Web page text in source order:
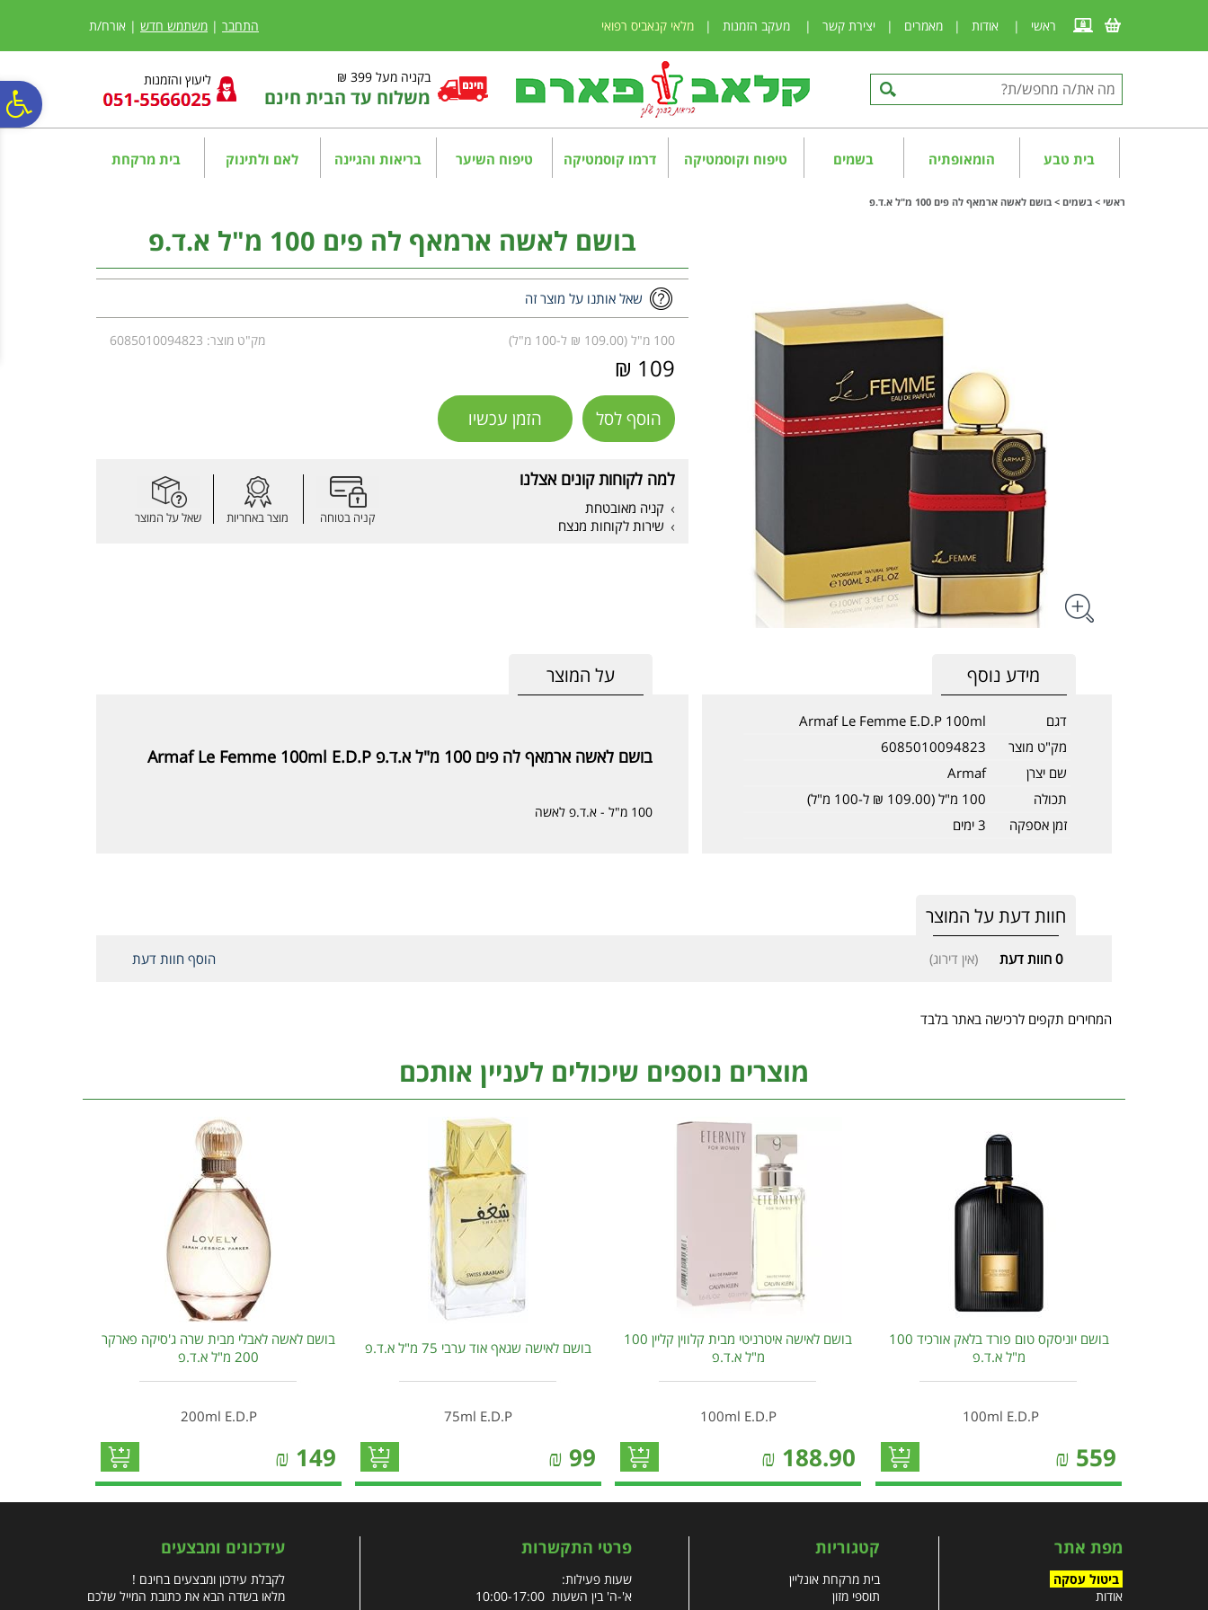
נגישות
אתר
המרכזי
ראשי | אודות | מאמרים | יצירת קשר | מעקב הזמנות | מלאי קנאביס רפואי התחבר | משתמש חדש | אורח/ת
בקניה מעל 399 ₪
משלוח עד הבית חינם
ליעוץ והזמנות
בית טבע הומאופתיה בשמים טיפוח וקוסמטיקה דרמו קוסמטיקה טיפוח השיער בריאות והגיינה לאם ולתינוק בית מרקחת
ראשי > בשמים > בושם לאשה ארמאף לה פים 100 מ"ל א.ד.פ
בושם לאשה ארמאף לה פים 100 מ"ל א.ד.פ
שאל אותנו על מוצר זה
100 מ"ל (109.00 ₪ ל-100 מ"ל) מק"ט מוצר: 6085010094823
109 ₪
הוסף לסל הזמן עכשיו
למה לקוחות קונים אצלנו
קניה מאובטחת
שירות לקוחות מנצח
קניה בטוחה מוצר באחריות שאל על המוצר
על המוצר
בושם לאשה ארמאף לה פים 100 מ"ל א.ד.פ Armaf Le Femme 100ml E.D.P
100 מ"ל - א.ד.פ לאשה
מידע נוסף
דגם
Armaf Le Femme E.D.P 100ml
מק"ט מוצר
6085010094823
שם יצרן
Armaf
תכולה
100 מ"ל (109.00 ₪ ל-100 מ"ל)
זמן אספקה
3 ימים
חוות דעת על המוצר
0 חוות דעת (אין דירוג) הוסף חוות דעת
המחירים תקפים לרכישה באתר בלבד
מוצרים נוספים שיכולים לעניין אותכם
בושם יוניסקס טום פורד בלאק אורכיד 100
מ"ל א.ד.פ
100ml E.D.P
559
₪
בושם לאישה איטרניטי מבית קלווין קליין 100
מ"ל א.ד.פ
100ml E.D.P
188.90
₪
בושם לאישה שגאף אוד ערבי 75 מ"ל א.ד.פ
75ml E.D.P
99
₪
בושם לאשה לאבלי מבית שרה ג'סיקה פארקר
200 מ"ל א.ד.פ
200ml E.D.P
149
₪
מפת אתר
ביטול עסקה
אודות
קטגוריות
בית מרקחת אונליין
תוספי מזון
פרטי התקשרות
שעות פעילות:
א'-ה' בין השעות 10:00-17:00
עידכונים ומבצעים
לקבלת עידכון ומבצעים בחינם !
מלאו בשדה הבא את כתובת המייל שלכם